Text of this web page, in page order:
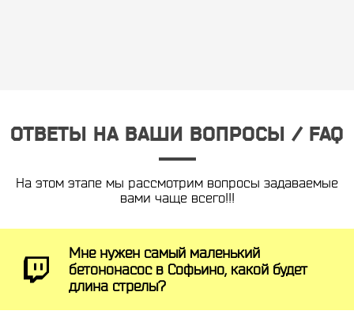
ОТВЕТЫ НА ВАШИ ВОПРОСЫ / FAQ
На этом этапе мы рассмотрим вопросы задаваемые
вами чаще всего!!!
Мне нужен самый маленький
бетононасос в Софьино, какой будет
длина стрелы?